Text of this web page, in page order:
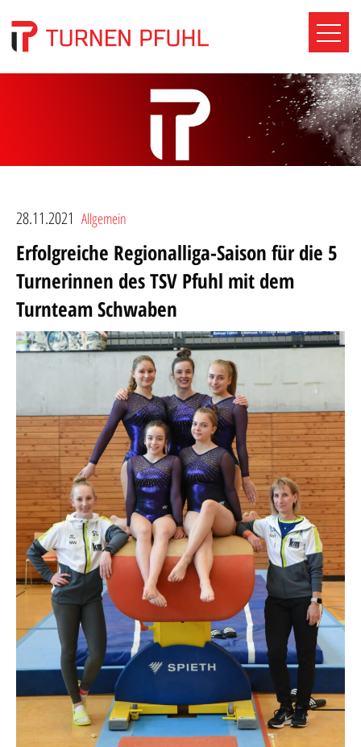
28.11.2021 Allgemein
Erfolgreiche Regionalliga-Saison für die 5
Turnerinnen des TSV Pfuhl mit dem
Turnteam Schwaben